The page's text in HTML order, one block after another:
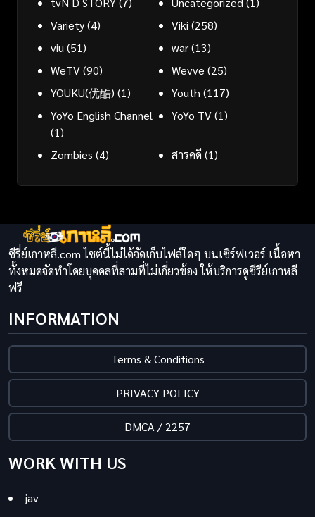
Variety(4) Viki (258)
viu (51) war(13)
WeTV(90) Wevve (25)
YOUKU(优酷) (1) Youth (117)
YoYo English Channel
(1)
YoYo TV(1)
Zombies (4) สารคดี(1)
ซีรี่ย์เกาหลี.com ไซต์นี้ไม่ได้จัดเก็บไฟล์ใดๆ บนเซิร์ฟเวอร์ เนื้อหา
ทั้งหมดจัดทำโดยบุคคลที่สามที่ไม่เกี่ยวข้อง ให้บริการดูซีรีย์เกาหลี
ฟรี
INFORMATION
Terms & Conditions
PRIVACY POLICY
DMCA / 2257
WORK WITH US
jav